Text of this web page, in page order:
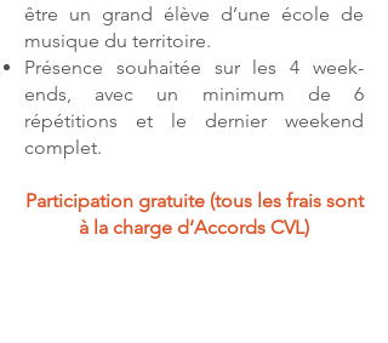
être un grand élève d’une école de
musique du territoire.
Présence souhaitée sur les 4 week-
ends, avec un minimum de 6
répétitions et le dernier weekend
complet.
Participation gratuite (tous les frais sont
à la charge d’Accords CVL)